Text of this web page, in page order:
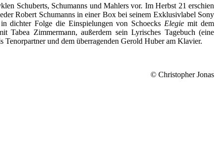
Schuberts, Schumanns und Mahlers vor. Im Herbst 21 erschien
Robert Schumanns in einer Box bei seinem Exklusivlabel Sony
dichter Folge die Einspielungen von Schoecks Elegie mit dem
Tabea Zimmermann, außerdem sein Lyrisches Tagebuch (eine
Tenorpartner und dem überragenden Gerold Huber am Klavier.
© Christopher Jonas